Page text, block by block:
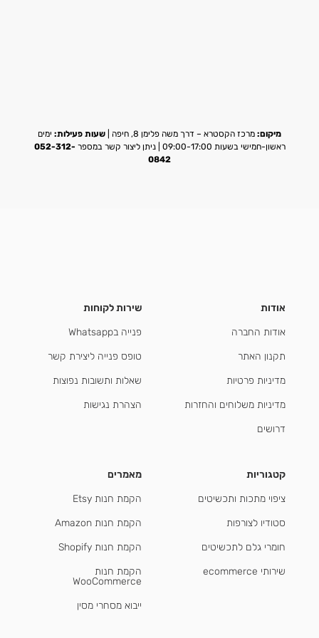
מיקום: מרכז הקסטרא – דרך משה פלימן 8, חיפה | שעות פעילות: ימים
ראשון-חמישי בשעות 09:00-17:00 | ניתן ליצור קשר במספר
052-312-
0842
אודות
אודות החברה
תקנון האתר
מדיניות פרטיות
מדיניות משלוחים והחזרות
דרושים
שירות לקוחות
פנייה בWhatsapp
טופס פנייה ליצירת קשר
שאלות ותשובות נפוצות
הצהרת נגישות
קטגוריות
ציפוי מתכות ותכשיטים
סטודיו לצורפות
חומרי גלם לתכשיטים
שירותי ecommerce
מאמרים
הקמת חנות Etsy
הקמת חנות Amazon
הקמת חנות Shopify
הקמת חנות
WooCommerce
ייבוא מסחרי מסין